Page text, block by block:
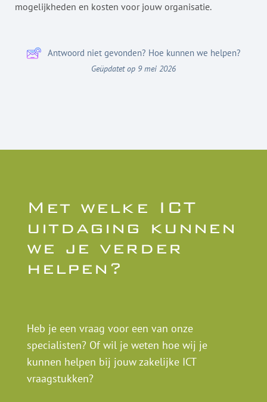
mogelijkheden en kosten voor jouw organisatie.
Antwoord niet gevonden? Hoe kunnen we helpen?
Geüpdatet op 9 mei 2026
Met welke ICT
uitdaging kunnen
we je verder
helpen?
Heb je een vraag voor een van onze
specialisten? Of wil je weten hoe wij je
kunnen helpen bij jouw zakelijke ICT
vraagstukken?